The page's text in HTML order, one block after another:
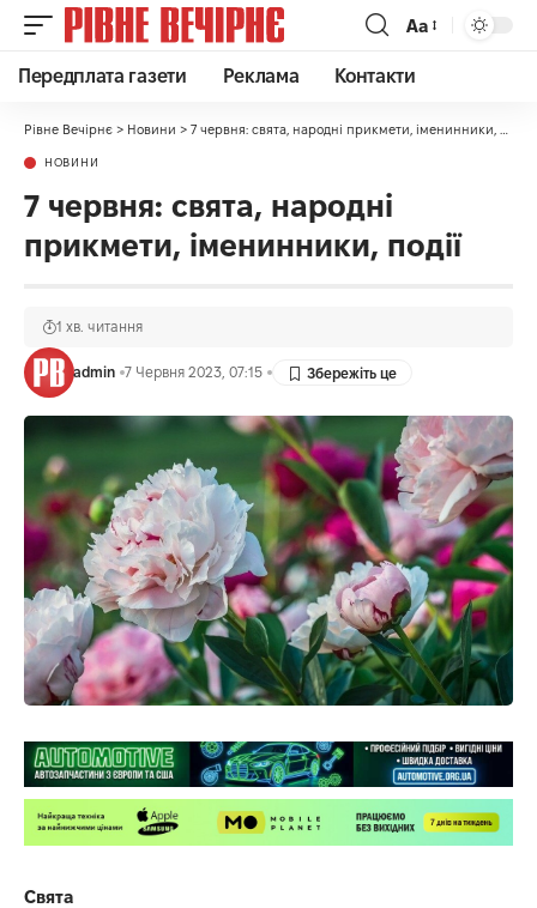
Аа
Передплата газети Реклама Контакти
Рівне Вечірнє > Новини > 7 червня: свята, народні прикмети, іменинники, події
НОВИНИ
7 червня: свята, народні
прикмети, іменинники, події
admin 7 Червня 2023, 07:15
1 хв. читання
Свята